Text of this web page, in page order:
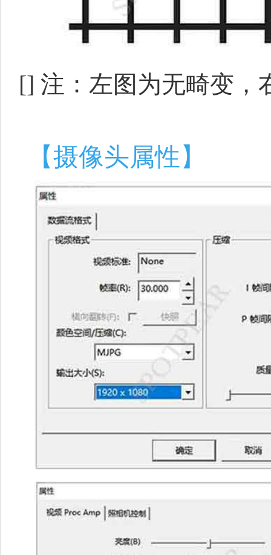
[] 注：左图为无畸变，
【摄像头属性】